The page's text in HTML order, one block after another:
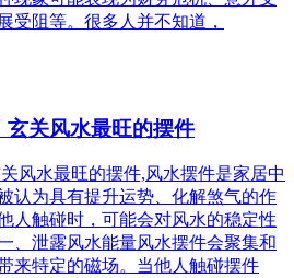
受阻等。很多人并不知道，
玄关风水最旺的摆件
风水最旺的摆件,风水摆件是家居中
认为具有提升运势、化解煞气的作
人触碰时，可能会对风水的稳定性
、泄露风水能量风水摆件会聚集和
来特定的磁场。当他人触碰摆件